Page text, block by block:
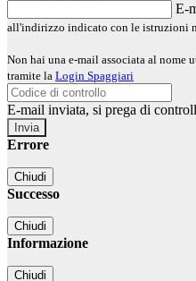
E-
all'indirizzo indicato con le istruzioni
Non hai una e-mail associata al nome
tramite la Login Spaggiari
E-mail inviata, si prega di
Errore
Chiudi
Successo
Chiudi
Informazione
Chiudi